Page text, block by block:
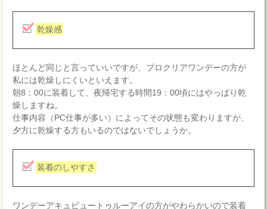
乾燥感
ほとんど同じと言っていいですが、プロクリアワンデーの方が
私には乾燥しにくいといえます。
朝8：00に装着して、夜帰宅する時間19：00頃にはやっぱり乾
燥しますね。
仕事内容（PC仕事が多い）によってその状態も変わりますが、
夕方に乾燥する方もいるのではないでしょうか。
装着のしやすさ
ワンデーアキュビュートゥルーアイの方がやわらかいので装着